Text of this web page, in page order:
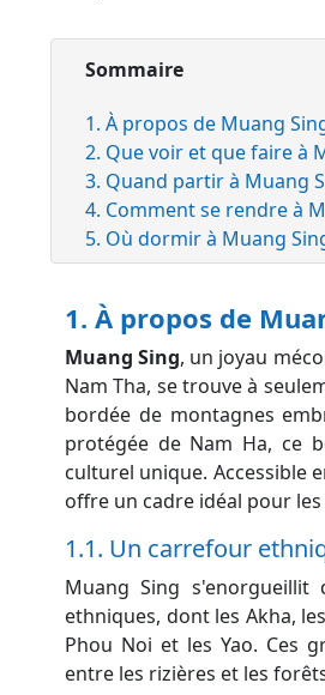
Sommaire
1. À propos de Muang
2. Que voir et que faire à
3. Quand partir à Muang
4. Comment se rendre à
5. Où dormir à Muang
1. À propos de
Muang Sing, un joyau
Nam Tha, se trouve à
bordée de montagnes
protégée de Nam Ha, ce
culturel unique. Accessible
offre un cadre idéal pour
1.1. Un carrefour
Muang Sing
ethniques, dont les Akha,
Phou Noi et les Yao. Ces
entre les rizières et les